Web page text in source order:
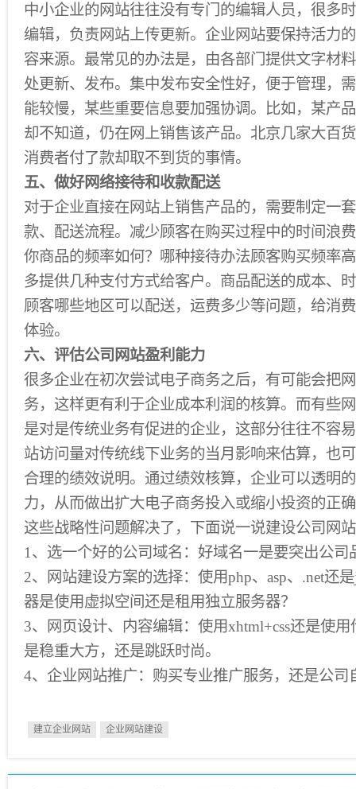
中小企业的网站往往没有专门的编辑人员，很多
编辑，负责网站上传更新。企业网站要保持活力
容来源。最常见的办法是，由各部门提供文字材
处更新、发布。集中发布安全性好，便于管理，
能较慢，某些重要信息要加强协调。比如，某产
却不知道，仍在网上销售该产品。北京几家大百
消费者付了款却取不到货的事情。
五、做好网络接待和收款配送
对于企业直接在网站上销售产品的，需要制定一
款、配送流程。减少顾客在购买过程中的时间浪
你商品的频率如何？哪种接待办法顾客购买频率
多提供几种支付方式给客户。商品配送的成本、
顾客哪些地区可以配送，运费多少等问题，给消
体验。
六、评估公司网站盈利能力
很多企业在初次尝试电子商务之后，有可能会把
务，这样更有利于企业成本利润的核算。而有些
是对是传统业务有促进的企业，这部分往往不容
站访问量对传统线下业务的当月影响来估算，也
合理的绩效说明。通过绩效核算，企业可以透明
力，从而做出扩大电子商务投入或缩小投资的正
这些战略性问题解决了，下面说一说建设公司网
1、选一个好的公司域名：好域名一是要突出公司
2、网站建设方案的选择：使用php、asp、.net还
器是使用虚拟空间还是租用独立服务器？
3、网页设计、内容编辑：使用xhtml+css还是使
是稳重大方，还是跳跃时尚。
4、企业网站推广：购买专业推广服务，还是公
建立企业网站 企业网站建设